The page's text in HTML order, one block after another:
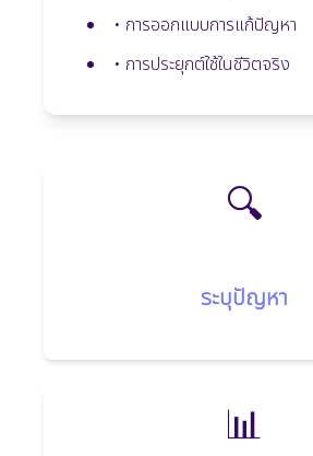
• การออกแบบการแก้ปัญหา
• การประยุกต์ใช้ในชีวิตจริง
🔍
ระบุปัญหา
📊